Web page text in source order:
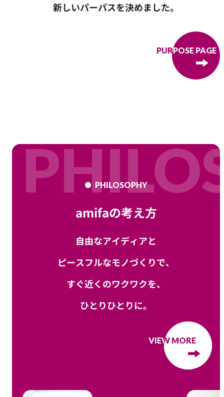
新しいパーパスを決めました。
PURPOSE PAGE
PURPOSE PAGE
PHILOSOPHY
amifaの考え方
自由なアイディアと
ピースフルなモノづくりで、
すぐ近くのワクワクを、
ひとりひとりに。
VIEW MORE
VIEW MORE